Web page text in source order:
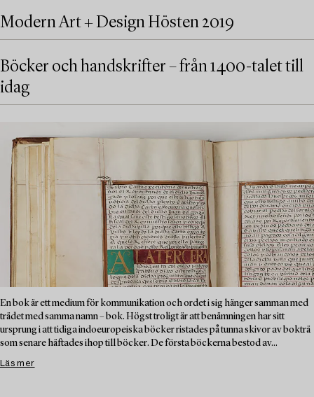
Modern Art + Design Hösten 2019
Böcker och handskrifter – från 1400-talet till
idag
En bok är ett medium för kommunikation och ordet i sig hänger samman med
trädet med samma namn – bok. Högst troligt är att benämningen har sitt
ursprung i att tidiga indoeuropeiska böcker ristades på tunna skivor av bokträ
som senare häftades ihop till böcker. De första böckerna bestod av...
Läs mer